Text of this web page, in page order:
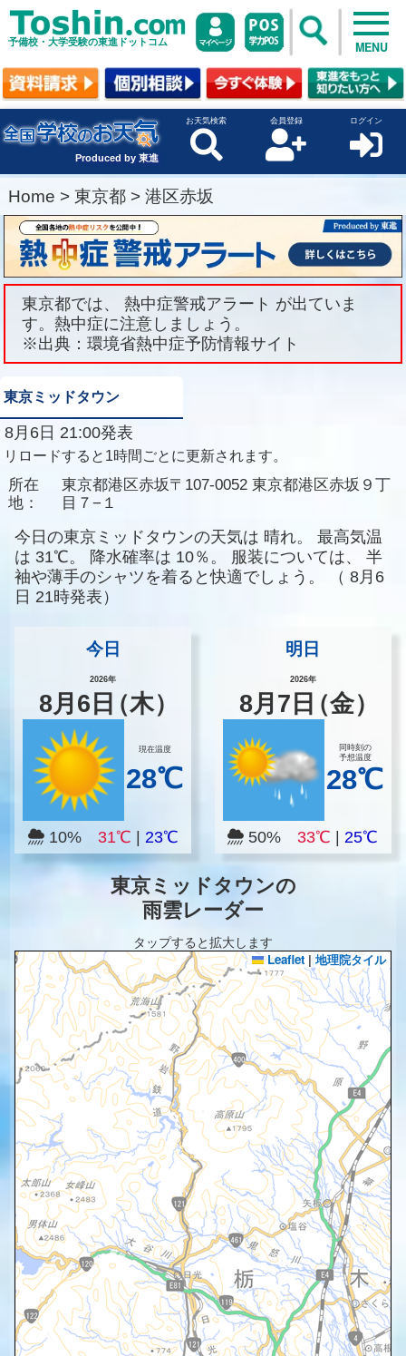
予備校・大学受験の東進ドットコム MENU
Produced by 東進
お天気検索 会員登録 ログイン
Home > 東京都 > 港区赤坂
東京都では、 熱中症警戒アラート が出ていま
す。熱中症に注意しましょう。
※出典：環境省熱中症予防情報サイト
東京ミッドタウン
8月6日 21:00発表
リロードすると1時間ごとに更新されます。
所在
地：
東京都港区赤坂〒107-0052 東京都港区赤坂９丁
目７−１
今日の東京ミッドタウンの天気は 晴れ。
最高気温
は 31℃。 降水確率は 10％。 服装については、
半
袖や薄手のシャツを着ると快適でしょう。
（ 8月6
日 21時発表）
今日
2026年
8月 6 日（木）
現在温度
28℃
10% 31℃ 23℃
明日
2026年
8月 7 日（金）
同時刻の
予想温度
28℃
50% 33℃ |25℃
東京ミッドタウンの
雨雲レーダー
タップすると拡大します
Leaflet | 地理院タイル